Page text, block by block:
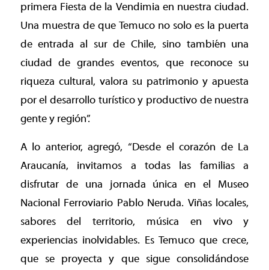
primera Fiesta de la Vendimia en nuestra ciudad.
Una muestra de que Temuco no solo es la puerta
de entrada al sur de Chile, sino también una
ciudad de grandes eventos, que reconoce su
riqueza cultural, valora su patrimonio y apuesta
por el desarrollo turístico y productivo de nuestra
gente y región”.
A lo anterior, agregó, “Desde el corazón de La
Araucanía, invitamos a todas las familias a
disfrutar de una jornada única en el Museo
Nacional Ferroviario Pablo Neruda. Viñas locales,
sabores del territorio, música en vivo y
experiencias inolvidables. Es Temuco que crece,
que se proyecta y que sigue consolidándose